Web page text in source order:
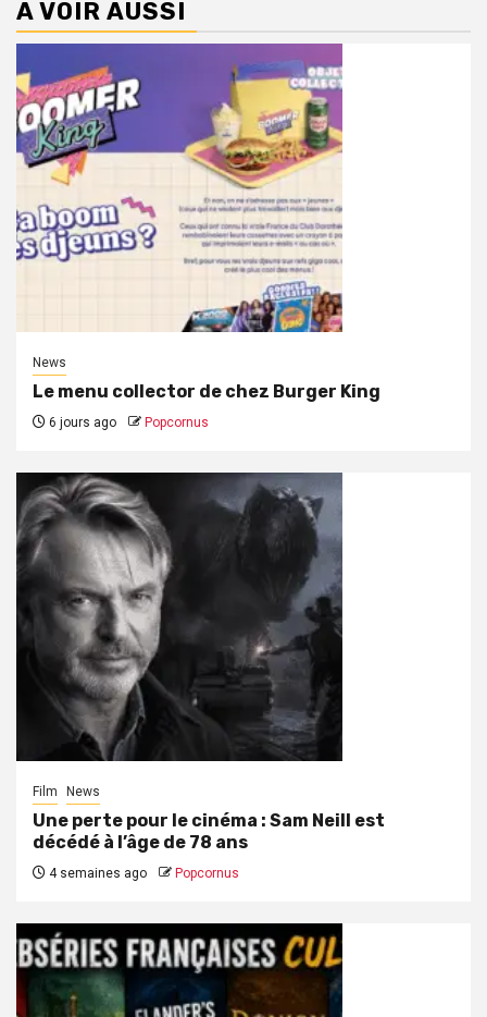
A VOIR AUSSI
News
Le menu collector de chez Burger King
6 jours ago Popcornus
Film News
Une perte pour le cinéma : Sam Neill est
décédé à l’âge de 78 ans
4 semaines ago Popcornus